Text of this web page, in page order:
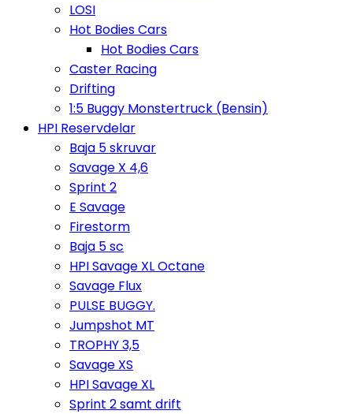
LOSI
Hot Bodies Cars
Hot Bodies Cars
Caster Racing
Drifting
1:5 Buggy Monstertruck (Bensin)
HPI Reservdelar
Baja 5 skruvar
Savage X 4,6
Sprint 2
E Savage
Firestorm
Baja 5 sc
HPI Savage XL Octane
Savage Flux
PULSE BUGGY.
Jumpshot MT
TROPHY 3,5
Savage XS
HPI Savage XL
Sprint 2 samt drift